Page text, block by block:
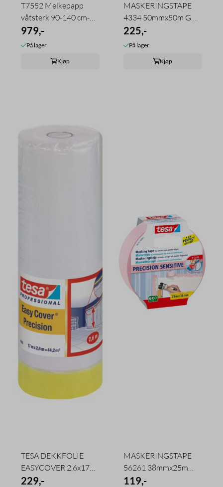
T7552 Melkepapp
våtsterk 90-140 cm-
300gr. 75 m2
979,-
På lager
Kjøp
MASKERINGSTAPE
4334 50mmx50m GUL
PRECISION TESA
225,-
På lager
Kjøp
TESA DEKKFOLIE
EASYCOVER 2,6x17m
M/MASKERINGSTAPE
229,-
MASKERINGSTAPE
56261 38mmx25m
ROSA SENSITIVE ...
119,-